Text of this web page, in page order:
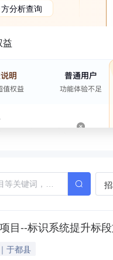
分析查询
益
目--标识系统提升标
于都县